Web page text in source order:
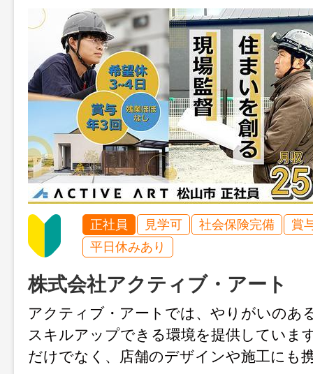
正社員 見学可 社会保険完備
賞
平日休みあり
株式会社アクティブ・アート
アクティブ・アートでは、やりがいのあ
スキルアップできる環境を提供していま
だけでなく、店舗のデザインや施工にも